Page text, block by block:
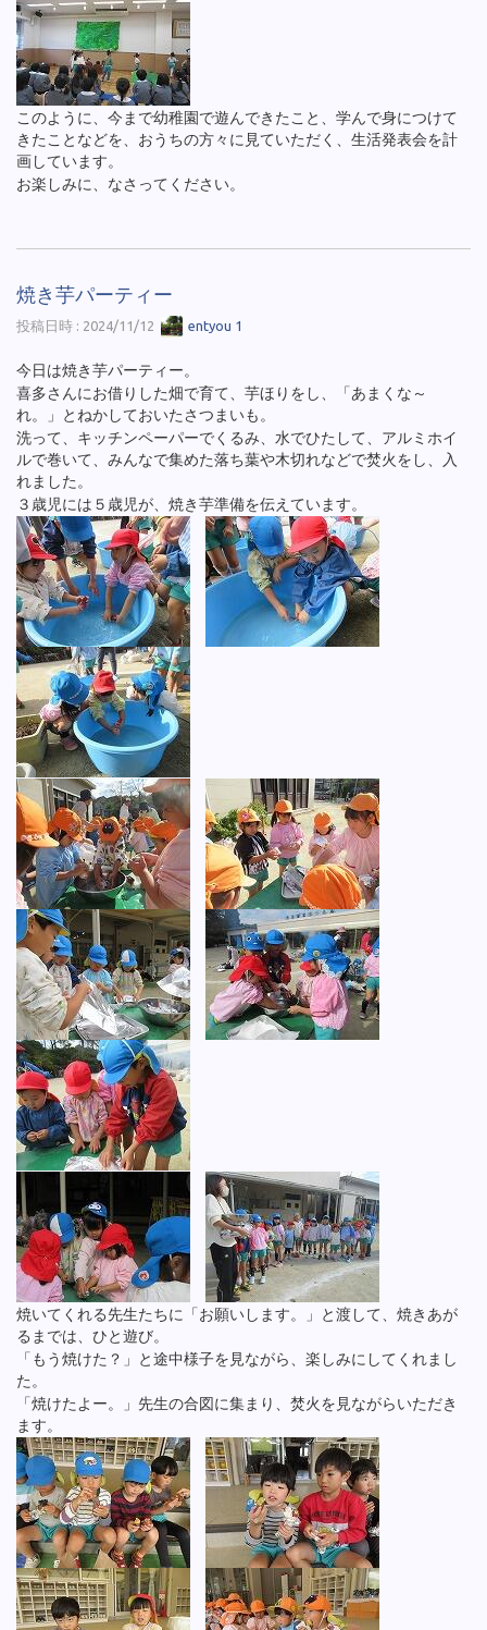
このように、今まで幼稚園で遊んできたこと、学んで身につけて
きたことなどを、おうちの方々に見ていただく、生活発表会を計
画しています。
お楽しみに、なさってください。
焼き芋パーティー
投稿日時 : 2024/11/12 entyou 1
今日は焼き芋パーティー。
喜多さんにお借りした畑で育て、芋ほりをし、「あまくな～
れ。」とねかしておいたさつまいも。
洗って、キッチンペーパーでくるみ、水でひたして、アルミホイ
ルで巻いて、みんなで集めた落ち葉や木切れなどで焚火をし、入
れました。
３歳児には５歳児が、焼き芋準備を伝えています。
焼いてくれる先生たちに「お願いします。」と渡して、焼きあが
るまでは、ひと遊び。
「もう焼けた？」と途中様子を見ながら、楽しみにしてくれまし
た。
「焼けたよー。」先生の合図に集まり、焚火を見ながらいただき
ます。